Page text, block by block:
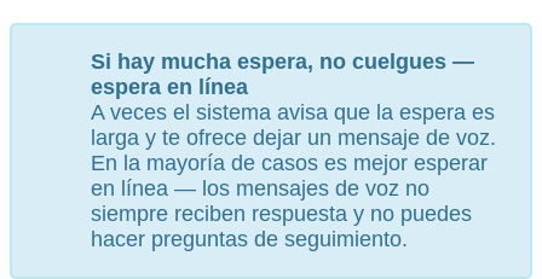
Si hay mucha espera, no cuelgues —
espera en línea
A veces el sistema avisa que la espera es
larga y te ofrece dejar un mensaje de voz.
En la mayoría de casos es mejor esperar
en línea — los mensajes de voz no
siempre reciben respuesta y no puedes
hacer preguntas de seguimiento.